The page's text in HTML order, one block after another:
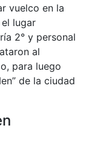
vuelco en la
lugar
2° y personal
al
para luego
de la ciudad